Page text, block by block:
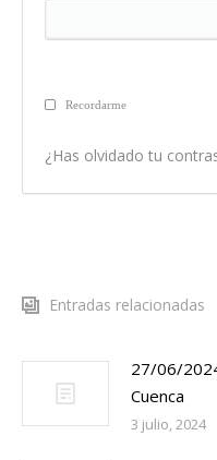
Recordarme
¿Has olvidado tu
Entradas relacionadas
27/06/
Cuenca
3 julio, 2024